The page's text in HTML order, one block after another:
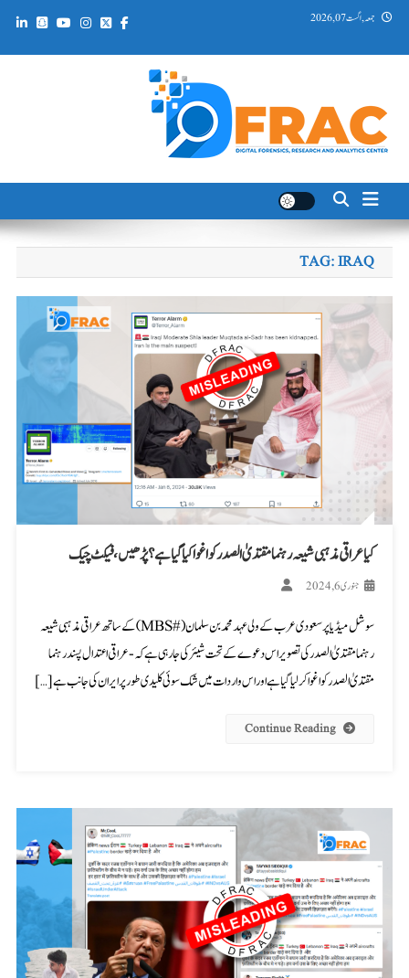
Skip جمعہ, اگست 07, 2026
DFRAC_ORG
TAG:IRAQ
کیا عراقی مذہبی شیعہ رہنما مقتدیٰ الصدر کو اغوا کیا گیا ہے؟ پڑھیں، فیکٹ چیک
جنوری 6, 2024
سوشل میڈیا پر سعودی عرب کے ولی عہد محمد بن سلمان (#MBS) کے ساتھ عراقی مذہبی شیعہ
رہنما مقتدیٰ الصدر کی تصویر اس دعوے کے تحت شیئرکی جا رہی ہے کہ-عراقی اعتدال پسند رہنما
مقتدیٰ الصدر کو اغوا کر لیا گیا ہے اور اس واردات میں شک سوئی کلیدی طور پر ایران کی جانب ہے […]
Continue Reading